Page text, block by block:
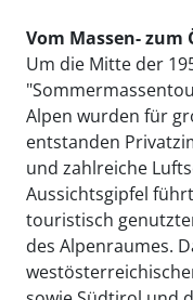
Vom Massen-
Um die Mitte der
Alpen wurden für
entstanden
und zahlreiche
Aussichtsgipfel
touristisch
des Alpenraumes.